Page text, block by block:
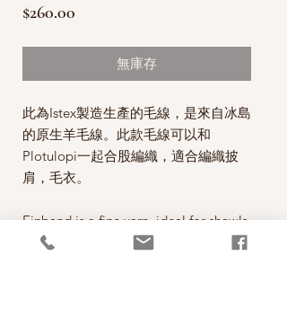
$260.00
無庫存
此為Istex製造生產的毛線，是來自冰島
的原生羊毛線。 此款毛線可以和
Plotulopi一起合股編織，適合編織披
肩，毛衣。
Einband is a fine yarn, ideal for shawls,
light garments and lace knitting.